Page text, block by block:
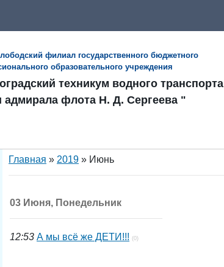
филиал государственного бюджетного
образовательного учреждения
техникум водного транспорта
адмирала флота Н. Д. Сергеева "
Главная » 2019 » Июнь
03 Июня, Понедельник
12:53 А мы всё же ДЕТИ!!! (0)